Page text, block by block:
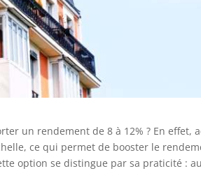
un rendement de 8 à 12% ? En effet,
ce qui permet de booster le
option se distingue par sa praticité :